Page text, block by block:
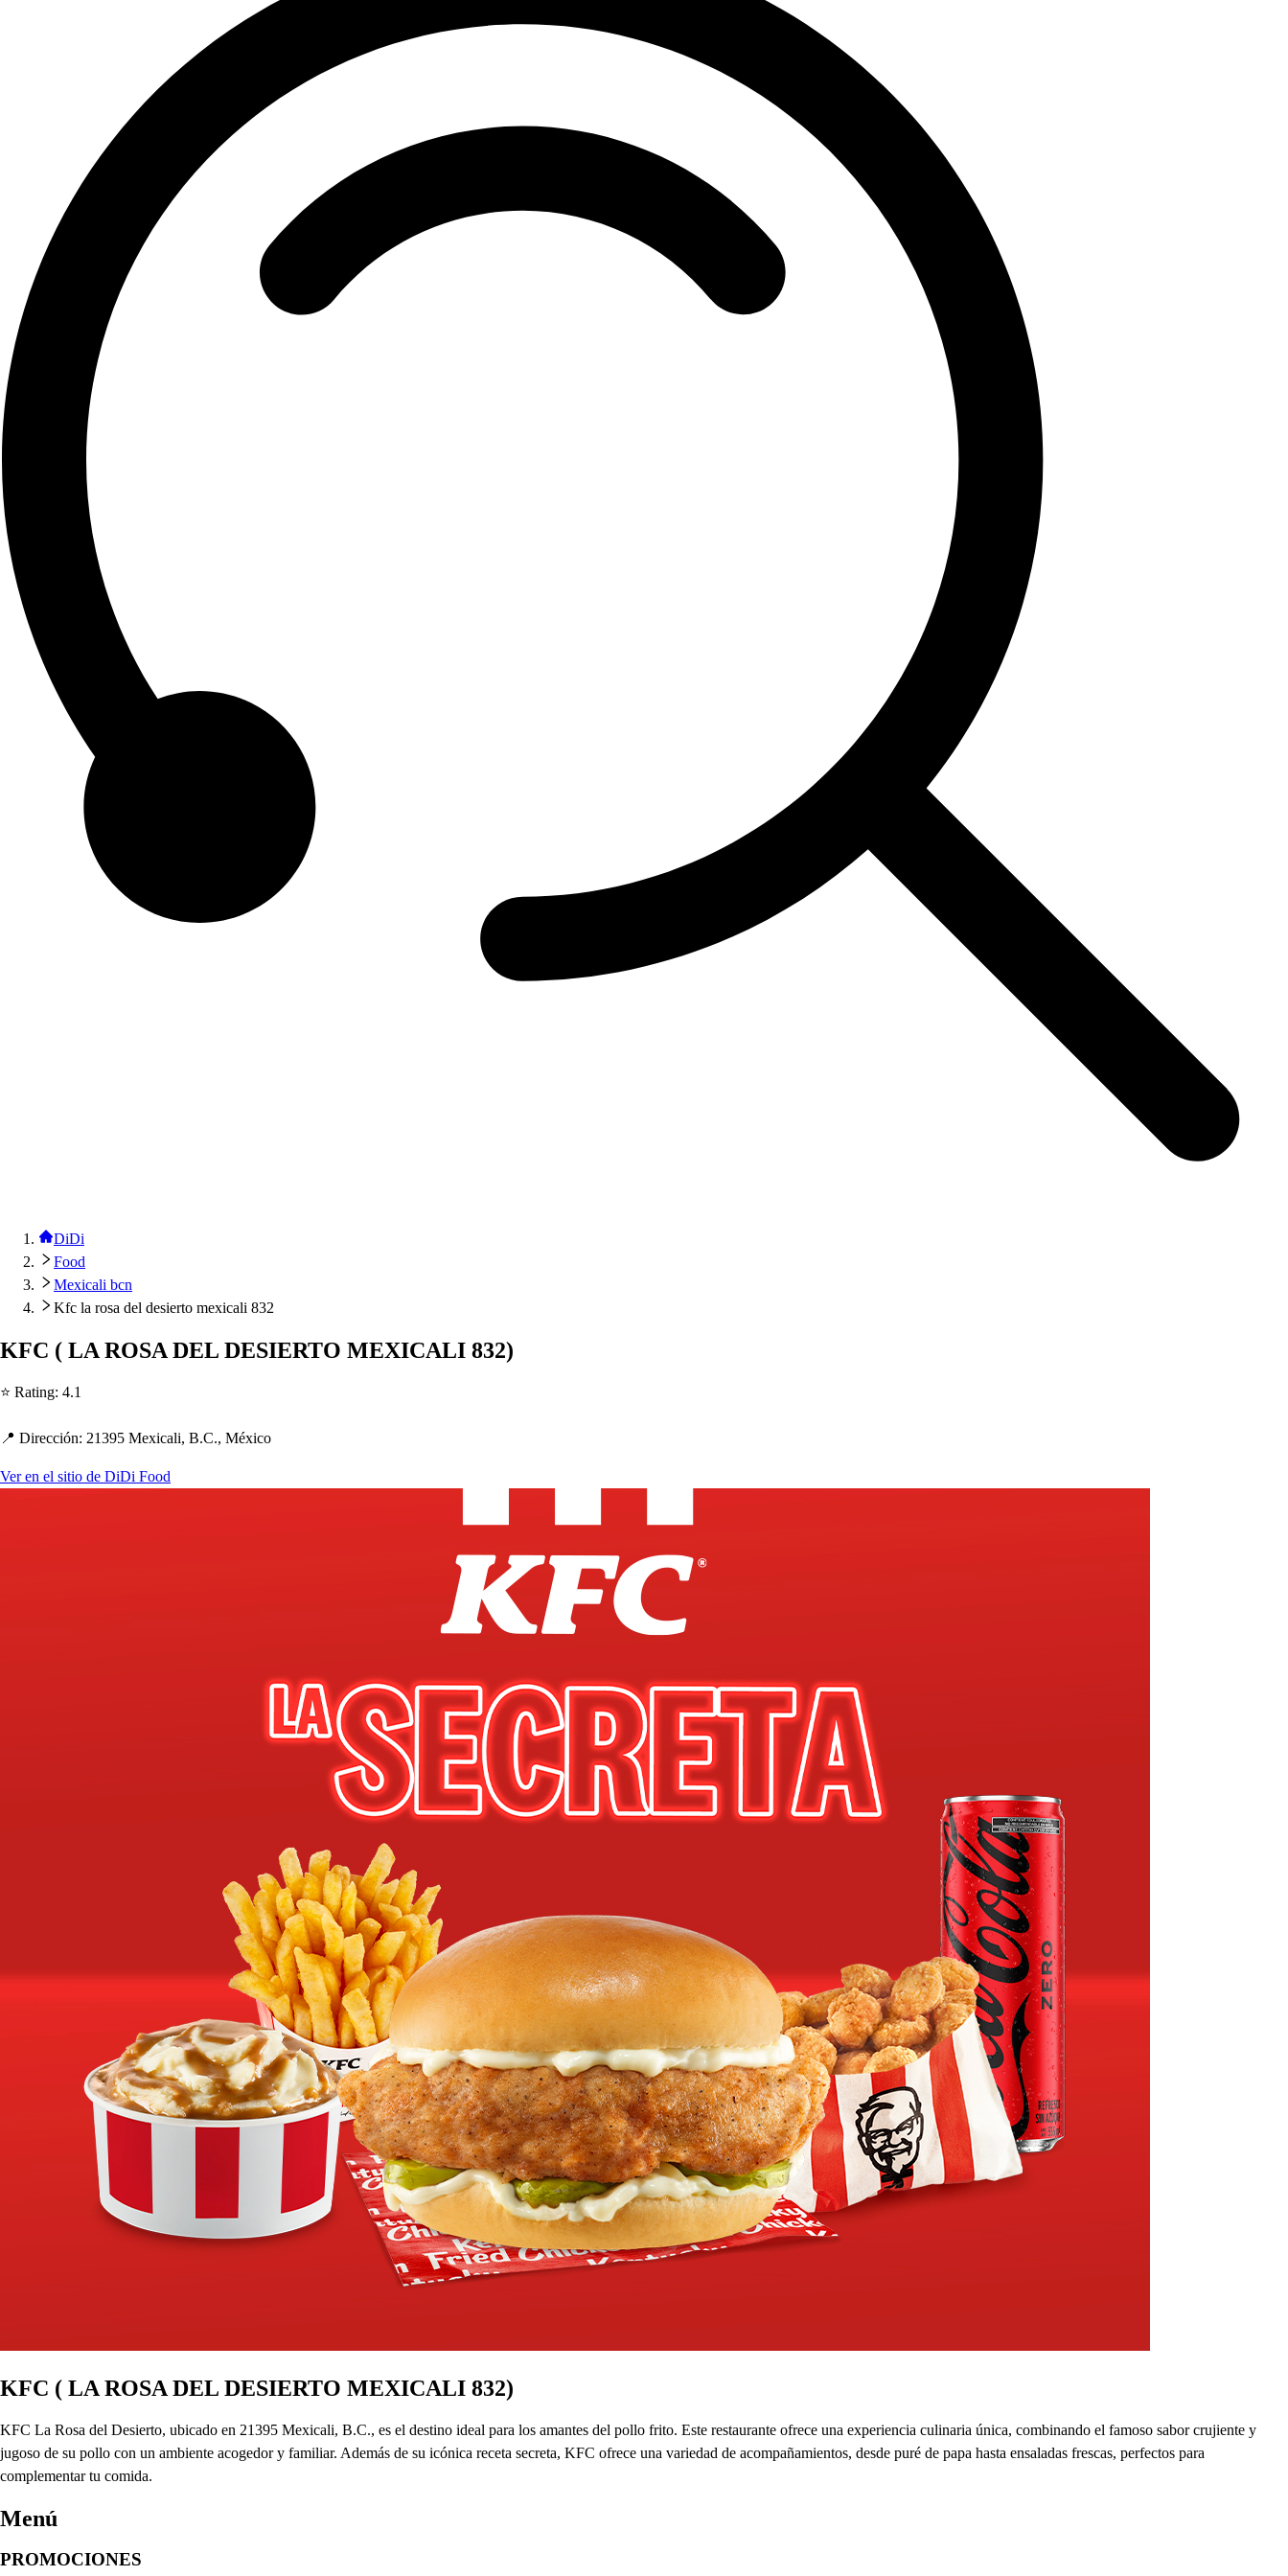
DiDi
Food
Mexicali bcn
Kfc la rosa del desierto mexicali 832
KFC ( LA ROSA DEL DESIERTO MEXICALI 832)
⭐ Rating: 4.1
📍 Dirección: 21395 Mexicali, B.C., México
Ver en el sitio de DiDi Food
KFC ( LA ROSA DEL DESIERTO MEXICALI 832)
KFC La Rosa del Desierto, ubicado en 21395 Mexicali, B.C., es el destino ideal para los amantes del pollo frito. Este restaurante ofrece una experiencia culinaria única, combinando el famoso sabor crujiente y
jugoso de su pollo con un ambiente acogedor y familiar. Además de su icónica receta secreta, KFC ofrece una variedad de acompañamientos, desde puré de papa hasta ensaladas frescas, perfectos para
complementar tu comida.
Menú
PROMOCIONES